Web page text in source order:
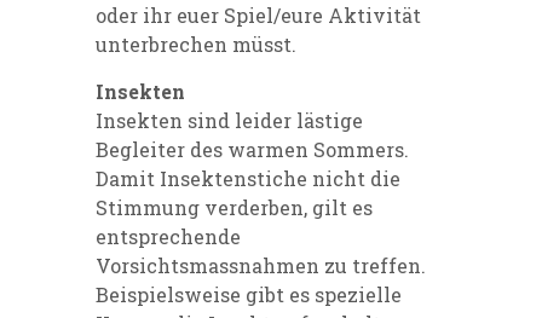
oder ihr euer Spiel/eure Aktivität
unterbrechen müsst.
Insekten
Insekten sind leider lästige
Begleiter des warmen Sommers.
Damit Insektenstiche nicht die
Stimmung verderben, gilt es
entsprechende
Vorsichtsmassnahmen zu treffen.
Beispielsweise gibt es spezielle